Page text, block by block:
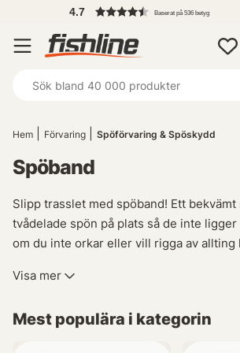
Baserat på 536 betyg
Hem Förvaring Spöförvaring & Spöskydd
Spöband
Slipp trasslet med spöband! Ett
tvådelade spön på plats så de inte
om du inte orkar eller vill rigga av allting
bredare varianter för olika typer av
Savage Gears bredare band för att säkra
Visa mer
Mest populära i kategorin